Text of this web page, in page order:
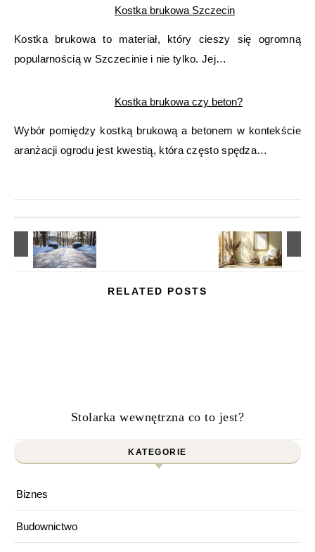
Kostka brukowa Szczecin
Kostka brukowa to materiał, który cieszy się ogromną
popularnością w Szczecinie i nie tylko. Jej…
Kostka brukowa czy beton?
Wybór pomiędzy kostką brukową a betonem w kontekście
aranżacji ogrodu jest kwestią, która często spędza…
RELATED POSTS
Stolarka wewnętrzna co to jest?
KATEGORIE
Biznes
Budownictwo